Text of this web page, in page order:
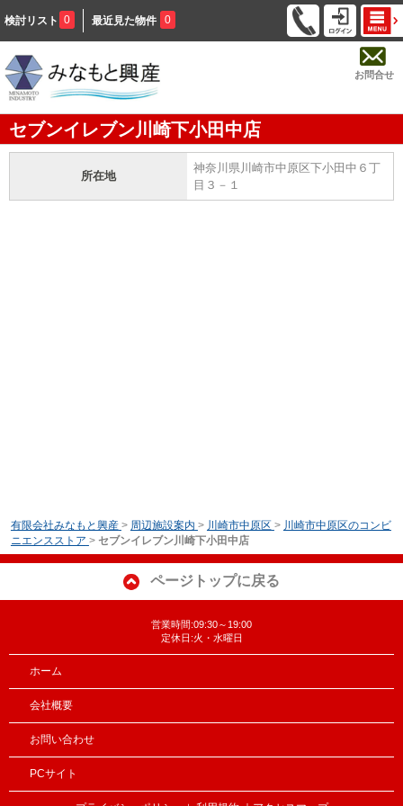
検討リスト 0 最近見た物件 0
お問合せ
セブンイレブン川崎下小田中店
所在地
神奈川県川崎市中原区下小田中６丁
目３－１
有限会社みなもと興産 > 周辺施設案内 > 川崎市中原区 > 川崎市中原区のコンビ
ニエンスストア > セブンイレブン川崎下小田中店
ページトップに戻る
営業時間:09:30～19:00
定休日:火・水曜日
ホーム
会社概要
お問い合わせ
PCサイト